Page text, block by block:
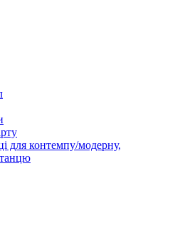
для контемпу/модерну,